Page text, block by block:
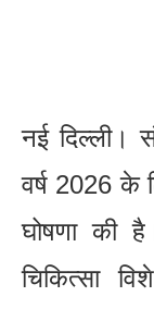
नई दिल्ली।
वर्ष 2026 के
घोषणा की
चिकित्सा